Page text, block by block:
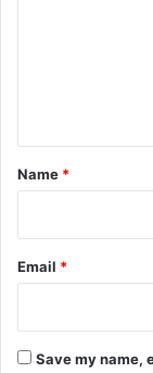
*
Name *
Email *
Save my name,